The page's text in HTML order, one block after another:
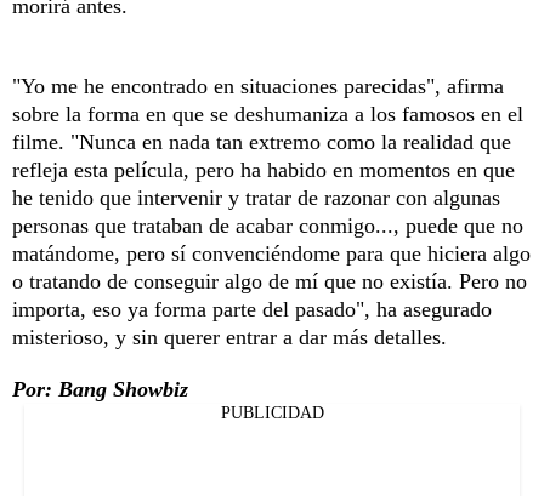
morirá antes.
"Yo me he encontrado en situaciones parecidas", afirma
sobre la forma en que se deshumaniza a los famosos en el
filme. "Nunca en nada tan extremo como la realidad que
refleja esta película, pero ha habido en momentos en que
he tenido que intervenir y tratar de razonar con algunas
personas que trataban de acabar conmigo..., puede que no
matándome, pero sí convenciéndome para que hiciera algo
o tratando de conseguir algo de mí que no existía. Pero no
importa, eso ya forma parte del pasado", ha asegurado
misterioso, y sin querer entrar a dar más detalles.
Por: Bang Showbiz
PUBLICIDAD